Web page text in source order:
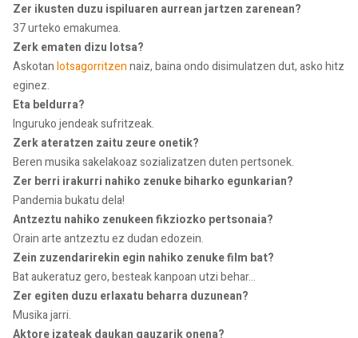
Zer ikusten duzu ispiluaren aurrean jartzen zarenean?
37 urteko emakumea.
Zerk ematen dizu lotsa?
Askotanlotsagorritzennaiz, baina ondo disimulatzen dut, asko hitz
eginez.
Eta beldurra?
Inguruko jendeak sufritzeak.
Zerk ateratzen zaitu zeure onetik?
Beren musika sakelakoaz sozializatzen duten pertsonek.
Zer berri irakurri nahiko zenuke biharko egunkarian?
Pandemia bukatu dela!
Antzeztu nahiko zenukeen fikziozko pertsonaia?
Orain arte antzeztu ez dudan edozein.
Zein zuzendarirekin egin nahiko zenuke film bat?
Bat aukeratuz gero, besteak kanpoan utzi behar...
Zer egiten duzu erlaxatu beharra duzunean?
Musika jarri.